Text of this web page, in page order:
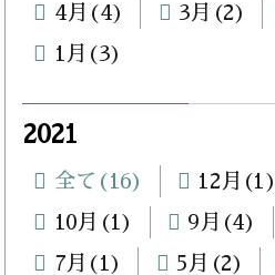
4月(4)
3月(2)
1月(3)
2021
全て(16) 12月(1)
10月(1)
9月(4)
7月(1)
5月(2)